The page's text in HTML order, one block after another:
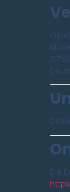
Die